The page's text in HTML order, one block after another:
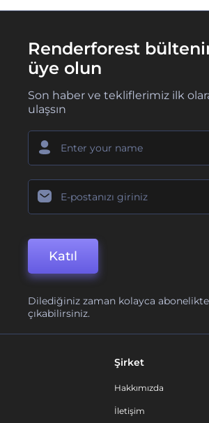
Renderforest
üye olun
Son haber ve tekliflerimiz ilk
ulaşsın
Katıl
Dilediğiniz zaman kolayca
çıkabilirsiniz.
Şirket
Hakkımızda
İletişim